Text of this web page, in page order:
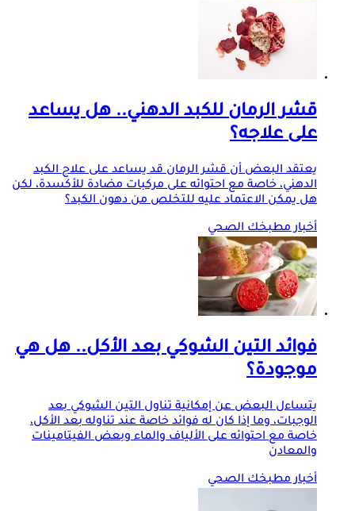
قشر الرمان للكبد الدهني.. هل يساعد
على علاجه؟
يعتقد البعض أن قشر الرمان قد يساعد على علاج الكبد
الدهني، خاصة مع احتوائه على مركبات مضادة للأكسدة، لكن
هل يمكن الاعتماد عليه للتخلص من دهون الكبد؟
أخبار مطبخك الصحي
فوائد التين الشوكي بعد الأكل.. هل هي
موجودة؟
يتساءل البعض عن إمكانية تناول التين الشوكي بعد
الوجبات، وما إذا كان له فوائد خاصة عند تناوله بعد الأكل،
خاصة مع احتوائه على الألياف والماء وبعض الفيتامينات
والمعادن
أخبار مطبخك الصحي